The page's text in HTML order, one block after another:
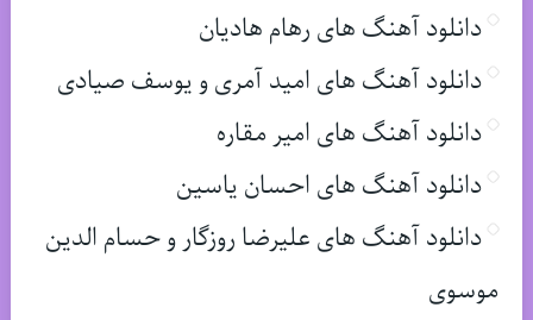
دانلود آهنگ های رهام هادیان
دانلود آهنگ های امید آمری و یوسف صیادی
دانلود آهنگ های امیر مقاره
دانلود آهنگ های احسان یاسین
دانلود آهنگ های علیرضا روزگار و حسام الدین
موسوی